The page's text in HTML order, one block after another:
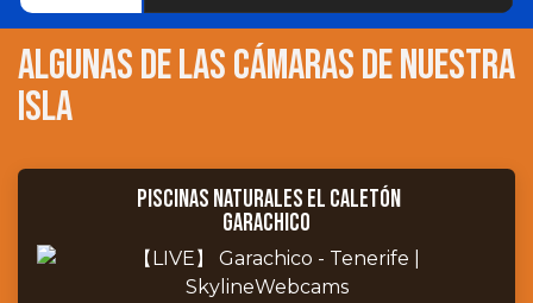
algunas de las cámaras de nuestra
isla
piscinas naturales el caletón
Garachico